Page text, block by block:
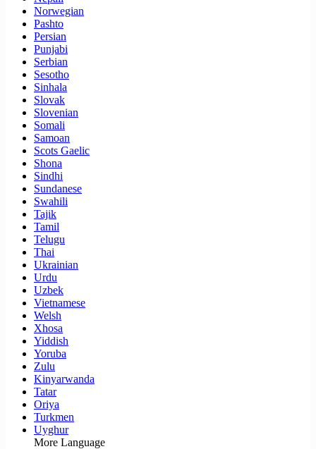
Norwegian
Pashto
Persian
Punjabi
Serbian
Sesotho
Sinhala
Slovak
Slovenian
Somali
Samoan
Scots Gaelic
Shona
Sindhi
Sundanese
Swahili
Tajik
Tamil
Telugu
Thai
Ukrainian
Urdu
Uzbek
Vietnamese
Welsh
Xhosa
Yiddish
Yoruba
Zulu
Kinyarwanda
Tatar
Oriya
Turkmen
Uyghur
More Language